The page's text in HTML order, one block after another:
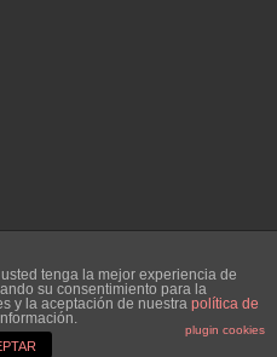
by Dehparadox
Dehparadox.es
tenga la mejor experiencia de
su consentimiento para la
y la aceptación de nuestra política de
plugin cookies